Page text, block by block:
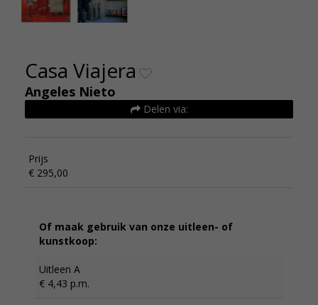
Casa Viajera
Angeles Nieto
Delen via:
Prijs
€ 295,00
Of maak gebruik van onze uitleen- of
kunstkoop:
Uitleen A
€ 4,43 p.m.